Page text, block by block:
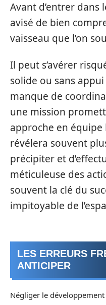
Avant d’entrer dans
avisé de bien
vaisseau que l’on
Il peut s’avérer
solide ou sans appui
manque de
une mission
approche en équipe
révélera souvent
précipiter et
méticuleuse des
souvent la clé du
impitoyable de
LES ERREURS
ANTICIPER
Négliger le